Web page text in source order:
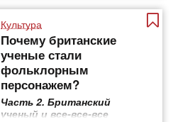
Культура
Почему британские
ученые стали
фольклорным
персонажем?
Часть 2. Британский
ученый и все-все-все